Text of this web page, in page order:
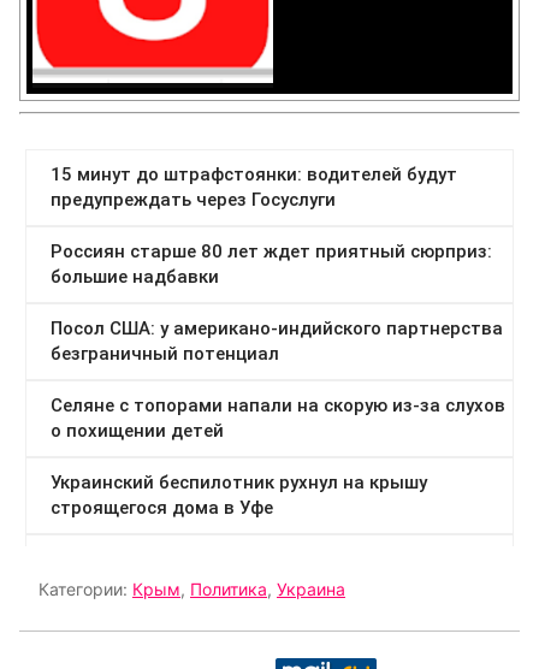
Категории: Крым, Политика, Украина